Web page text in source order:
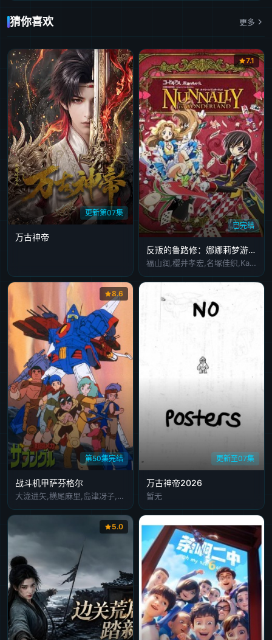
猜你喜欢 更多
更新第07集
万古神帝
已完结
7.1
反叛的鲁路修：娜娜莉梦游仙境
福山润,樱井孝宏,名塚佳织,Kaori,Nazuka
第50集完结
8.6
战斗机甲萨芬格尔
大泷进矢,横尾麻里,岛津冴子,古川登志夫,山下启介,鳕子,二又一成,银河万丈,盐泽兼人,广森信吾,森功至
更新至07集
万古神帝2026
暂无
5.0